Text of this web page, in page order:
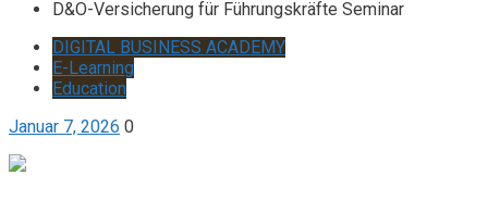
D&O-Versicherung für Führungskräfte Seminar
DIGITAL BUSINESS ACADEMY
E-Learning
Education
Januar 7, 2026 0